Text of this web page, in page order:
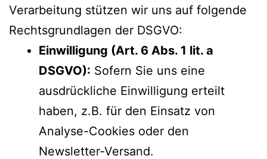
Verarbeitung stützen wir uns auf folgende
Rechtsgrundlagen der DSGVO:
Einwilligung (Art. 6 Abs. 1 lit. a
DSGVO): Sofern Sie uns eine
ausdrückliche Einwilligung erteilt
haben, z.B. für den Einsatz von
Analyse-Cookies oder den
Newsletter-Versand.